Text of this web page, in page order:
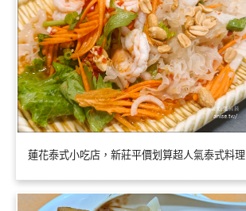
蓮花泰式小吃店，新莊平價划算超人氣泰式料理